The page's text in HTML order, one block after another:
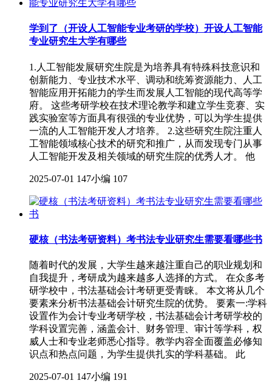
学到了（开设人工智能专业考研的学校）开设人工智能
专业研究生大学有哪些
1.人工智能发展研究生院是为培养具有特殊科技意识和
创新能力、专业技术水平、调动和统筹资源能力、人工
智能应用开拓能力的学生而发展人工智能的现代高等学
府。 这些考研学校在技术理论教学和建立学生竞赛、实
践实验室等方面具有很强的专业优势，可以为学生提供
一流的人工智能开发人才培养。 2.这些研究生院注重人
工智能领域核心技术的研究和推广，从而发现专门从事
人工智能开发及相关领域的研究生院的优秀人才。 他
2025-07-01 147小编 107
硬核（书法考研资料）考书法专业研究生需要看哪些书
随着时代的发展，大学生越来越注重自己的职业规划和
自我提升，考研成为越来越多人选择的方式。 在众多考
研学校中，书法基础会计考研更受青睐。 本文将从几个
要素来分析书法基础会计研究生院的优势。 要素一:学科
设置作为会计专业考研学校，书法基础会计考研学校的
学科设置完善，涵盖会计、财务管理、审计等学科，权
威人士和专业老师悉心指导。教学内容全面覆盖必修知
识点和热点问题，为学生提供扎实的学科基础。 此
2025-07-01 147小编 191